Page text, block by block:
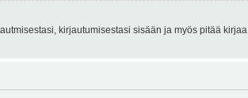
kirjautumisestasi sisään ja myös pitää